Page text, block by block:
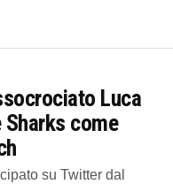
Luca
Sharks come
su Twitter dal